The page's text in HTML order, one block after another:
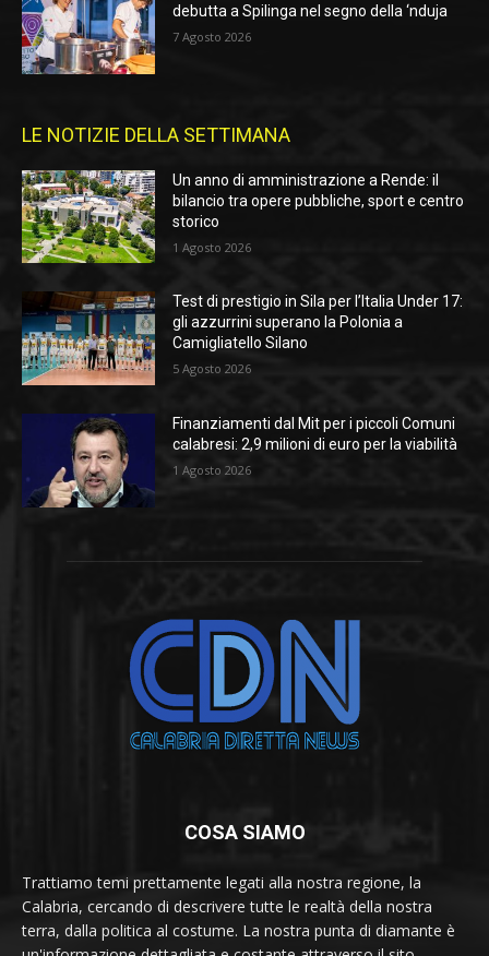
debutta a Spilinga nel segno della ‘nduja
7 Agosto 2026
LE NOTIZIE DELLA SETTIMANA
Un anno di amministrazione a Rende: il
bilancio tra opere pubbliche, sport e centro
storico
1 Agosto 2026
Test di prestigio in Sila per l’Italia Under 17:
gli azzurrini superano la Polonia a
Camigliatello Silano
5 Agosto 2026
Finanziamenti dal Mit per i piccoli Comuni
calabresi: 2,9 milioni di euro per la viabilità
1 Agosto 2026
COSA SIAMO
Trattiamo temi prettamente legati alla nostra regione, la
Calabria, cercando di descrivere tutte le realtà della nostra
terra, dalla politica al costume. La nostra punta di diamante è